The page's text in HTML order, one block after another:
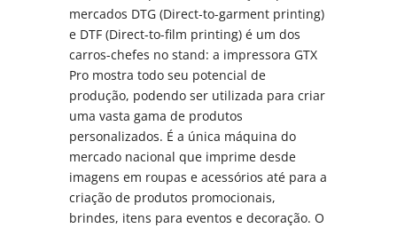
mercados DTG (Direct-to-garment printing)
e DTF (Direct-to-film printing) é um dos
carros-chefes no stand: a impressora GTX
Pro mostra todo seu potencial de
produção, podendo ser utilizada para criar
uma vasta gama de produtos
personalizados. É a única máquina do
mercado nacional que imprime desde
imagens em roupas e acessórios até para a
criação de produtos promocionais,
brindes, itens para eventos e decoração. O